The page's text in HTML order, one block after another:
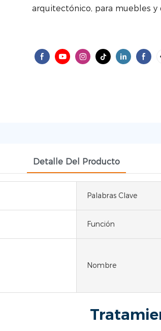
arquitectónico, para muebles
Detalle Del Producto
Palabras Clave
Función
Nombre